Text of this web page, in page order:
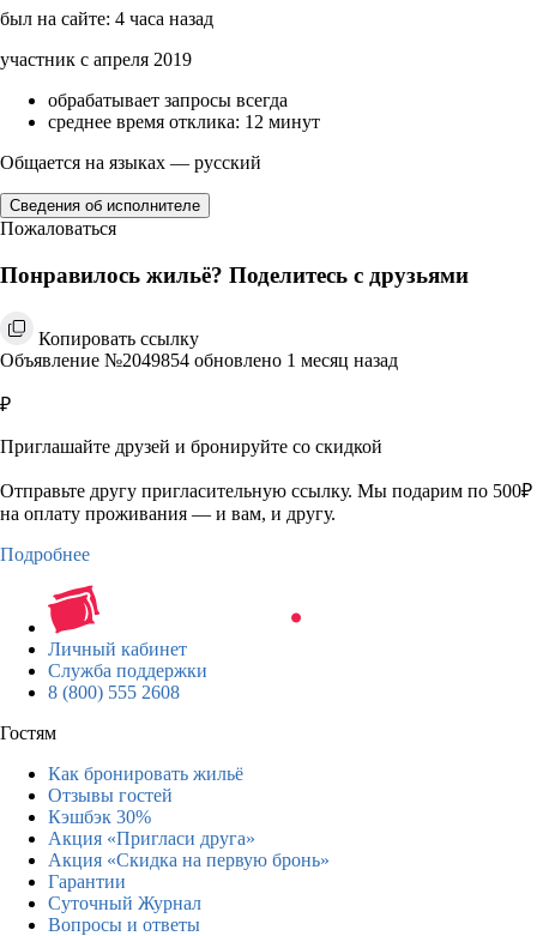
был на сайте: 4 часа назад
участник с апреля 2019
обрабатывает запросы всегда
среднее время отклика: 12 минут
Общается на языках — русский
Сведения об исполнителе
Пожаловаться
Понравилось жильё? Поделитесь с друзьями
Копировать ссылку
Объявление №2049854 обновлено 1 месяц назад
₽
Приглашайте друзей и бронируйте со скидкой
Отправьте другу пригласительную ссылку. Мы подарим по 500₽
на оплату проживания — и вам, и другу.
Подробнее
Личный кабинет
Служба поддержки
8 (800) 555 2608
Гостям
Как бронировать жильё
Отзывы гостей
Кэшбэк 30%
Акция «Пригласи друга»
Акция «Скидка на первую бронь»
Гарантии
Суточный Журнал
Вопросы и ответы